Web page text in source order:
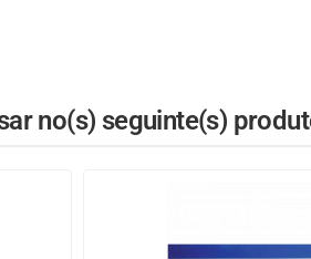
no(s) seguinte(s)